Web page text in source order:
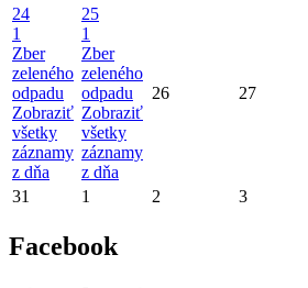
24
1
Zber
zeleného
odpadu
Zobraziť
všetky
záznamy
z dňa
25
1
Zber
zeleného
odpadu
Zobraziť
všetky
záznamy
z dňa
26 27
31 1 2 3
Facebook